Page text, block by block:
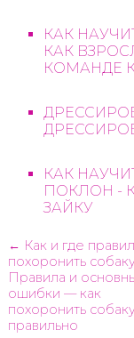
КАК
КАК
КОМАНДЕ
КАК
ПОКЛОН -
ЗАЙКУ
← Как и где
похоронить
Правила и
ошибки — как
похоронить
правильно